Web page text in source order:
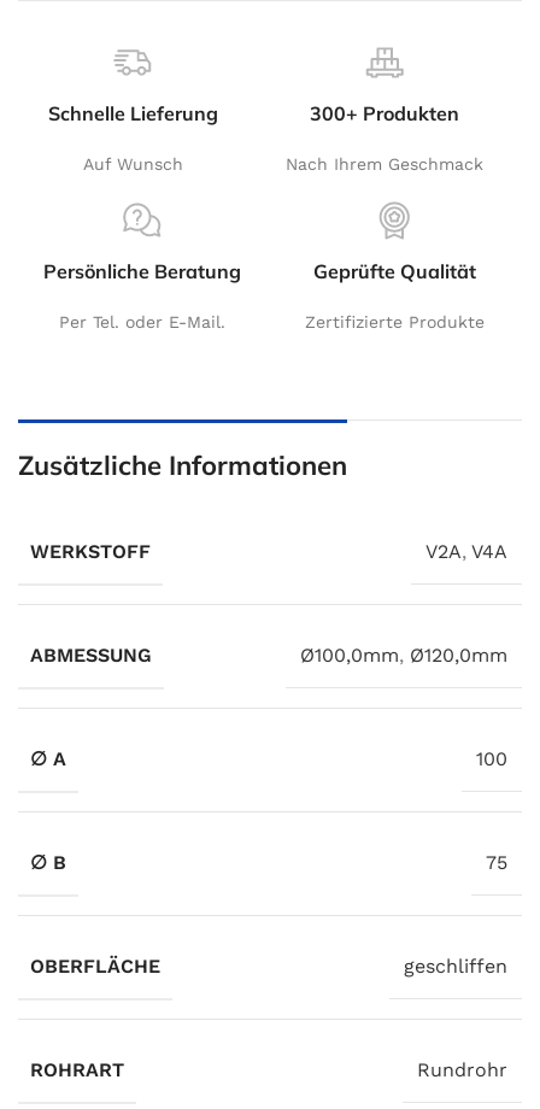
Schnelle Lieferung
Auf Wunsch
300+ Produkten
Nach Ihrem Geschmack
Persönliche Beratung
Per Tel. oder E-Mail.
Geprüfte Qualität
Zertifizierte Produkte
Zusätzliche Informationen
WERKSTOFF V2A, V4A
ABMESSUNG Ø100,0mm, Ø120,0mm
∅ A 100
∅ B 75
OBERFLÄCHE geschliffen
ROHRART Rundrohr